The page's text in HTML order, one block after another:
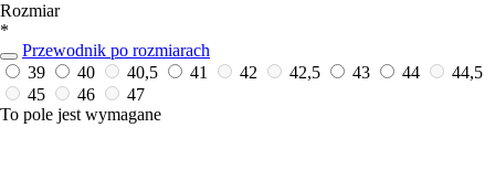
Rozmiar
*
Przewodnik po rozmiarach
39
40 40,5 41 42 42,5 43 44
44,5
45
46
47
To pole jest wymagane